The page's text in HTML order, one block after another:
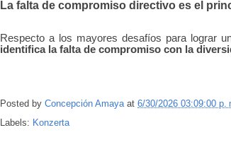
La falta de compromiso directivo es el
Respecto a los mayores desafíos para lograr
identifica la falta de compromiso con la
Posted by Concepción Amaya at 6/30/2026 03:09:00 p.
Labels: Konzerta